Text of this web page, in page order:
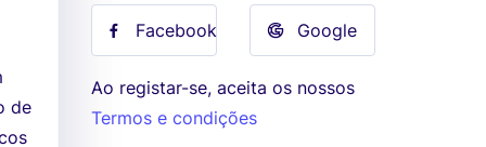
de
Facebook Google
Ao registar-se, aceita os nossos
Termos e condições